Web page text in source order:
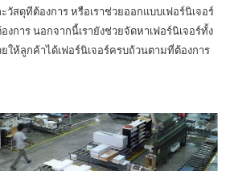
วัสดุทีต้องการ หรือเราช่วยออกแบบเฟอร์นิเจอร์
การ นอกจากนี้เรายังช่วยจัดหาเฟอร์นิเจอร์ทั้ง
ให้ลูกค้าได้เฟอร์นิเจอร์ครบถ้วนตามที่ต้องการ